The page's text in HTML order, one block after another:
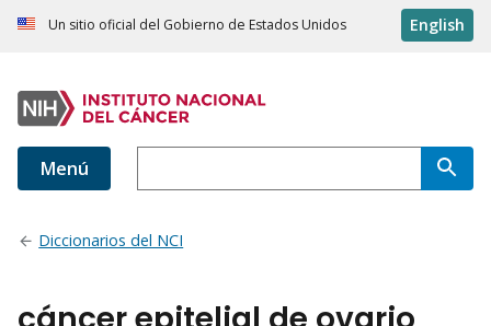
Un sitio oficial del Gobierno de Estados Unidos English
Menú
Diccionarios del NCI